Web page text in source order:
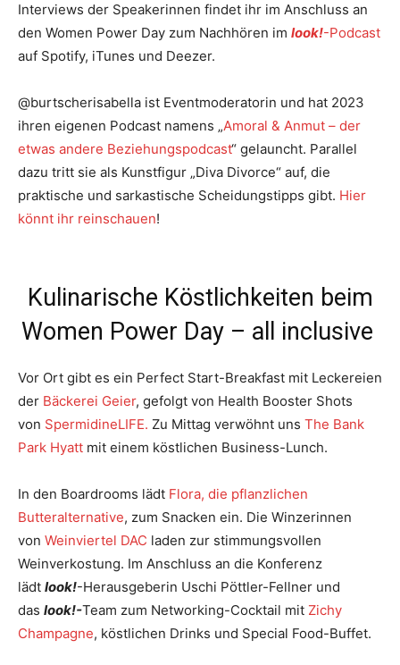
Interviews der Speakerinnen findet ihr im Anschluss an
den Women Power Day zum Nachhören im look!-Podcast
auf Spotify, iTunes und Deezer.
@burtscherisabella ist Eventmoderatorin und hat 2023
ihren eigenen Podcast namens „Amoral & Anmut – der
etwas andere Beziehungspodcast“ gelauncht. Parallel
dazu tritt sie als Kunstfigur „Diva Divorce“ auf, die
praktische und sarkastische Scheidungstipps gibt. Hier
könnt ihr reinschauen!
Kulinarische Köstlichkeiten beim
Women Power Day – all inclusive
Vor Ort gibt es ein Perfect Start-Breakfast mit Leckereien
der Bäckerei Geier, gefolgt von Health Booster Shots
von SpermidineLIFE. Zu Mittag verwöhnt uns The Bank
Park Hyatt mit einem köstlichen Business-Lunch.
In den Boardrooms lädt Flora, die pflanzlichen
Butteralternative, zum Snacken ein. Die Winzerinnen
von Weinviertel DAC laden zur stimmungsvollen
Weinverkostung. Im Anschluss an die Konferenz
lädt look!-Herausgeberin Uschi Pöttler-Fellner und
das look!-Team zum Networking-Cocktail mit Zichy
Champagne, köstlichen Drinks und Special Food-Buffet.